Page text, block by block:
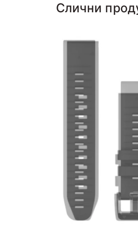
Слични